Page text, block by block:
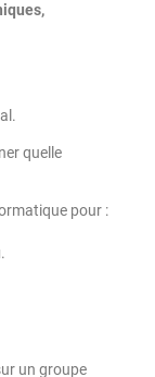
quelle
pour :
.
un groupe